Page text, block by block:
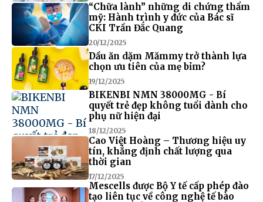
“Chữa lành” những di chứng thẩm
mỹ: Hành trình y đức của Bác sĩ
CKI Trần Đắc Quang
20/12/2025
Dầu ăn dặm Mămmy trở thành lựa
chọn ưu tiên của mẹ bỉm?
19/12/2025
BIKENBI NMN 38000MG - Bí
quyết trẻ đẹp không tuổi dành cho
phụ nữ hiện đại
18/12/2025
Cao Việt Hoàng – Thương hiệu uy
tín, khẳng định chất lượng qua
thời gian
17/12/2025
Mescells được Bộ Y tế cấp phép đào
tạo liên tục về công nghệ tế bào